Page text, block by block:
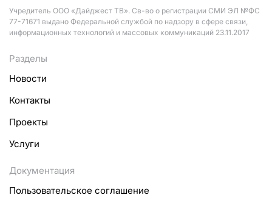
Учредитель ООО «Дайджест ТВ». Св-во о регистрации СМИ ЭЛ №ФС
77-71671 выдано Федеральной службой по надзору в сфере связи,
информационных технологий и массовых коммуникаций 23.11.2017
Разделы
Новости
Контакты
Проекты
Услуги
Документация
Пользовательское соглашение